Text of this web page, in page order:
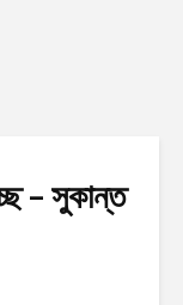
– সুকান্ত